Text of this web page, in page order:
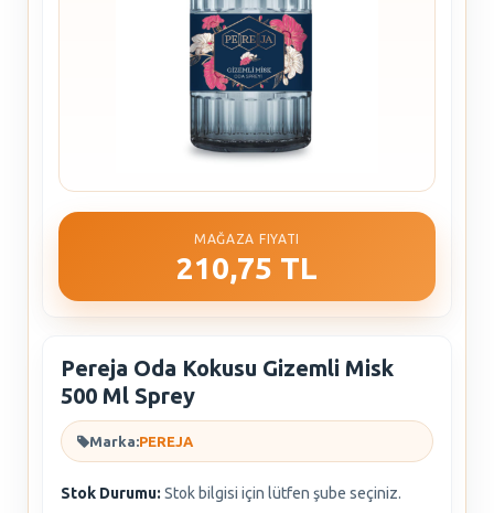
MAĞAZA FIYATI
210,75 TL
Pereja Oda Kokusu Gizemli Misk
500 Ml Sprey
Marka:PEREJA
Stok Durumu: Stok bilgisi için lütfen şube seçiniz.